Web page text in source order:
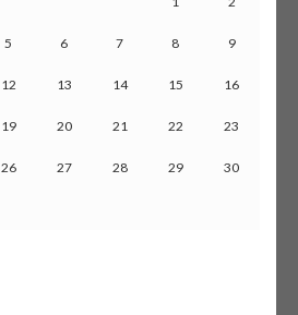
5 6 7 8 9
12 13 14 15 16
19 20 21 22 23
26 27 28 29 30